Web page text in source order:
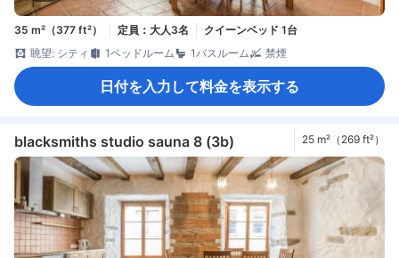
35 m²（377 ft²） 定員：大人3名
クイーンベッド 1台
眺望: シティ
1ベッドルーム 1バスルーム 禁煙
日付を入力して料金を表示する
blacksmiths studio sauna 8 (3b) 25 m²（269 ft²）